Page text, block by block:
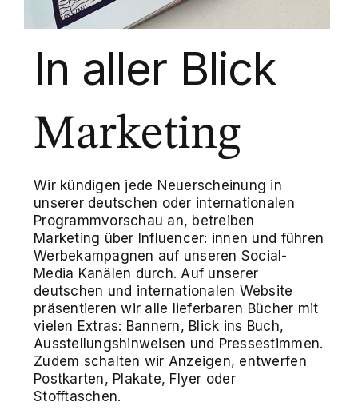
In aller Blick
Marketing
Wir kündigen jede Neuerscheinung in
unserer deutschen oder internationalen
Programmvorschau an, betreiben
Marketing über Influencer: innen und führen
Werbekampagnen auf unseren Social-
Media Kanälen durch. Auf unserer
deutschen und internationalen Website
präsentieren wir alle lieferbaren Bücher mit
vielen Extras: Bannern, Blick ins Buch,
Ausstellungshinweisen und Pressestimmen.
Zudem schalten wir Anzeigen, entwerfen
Postkarten, Plakate, Flyer oder
Stofftaschen.